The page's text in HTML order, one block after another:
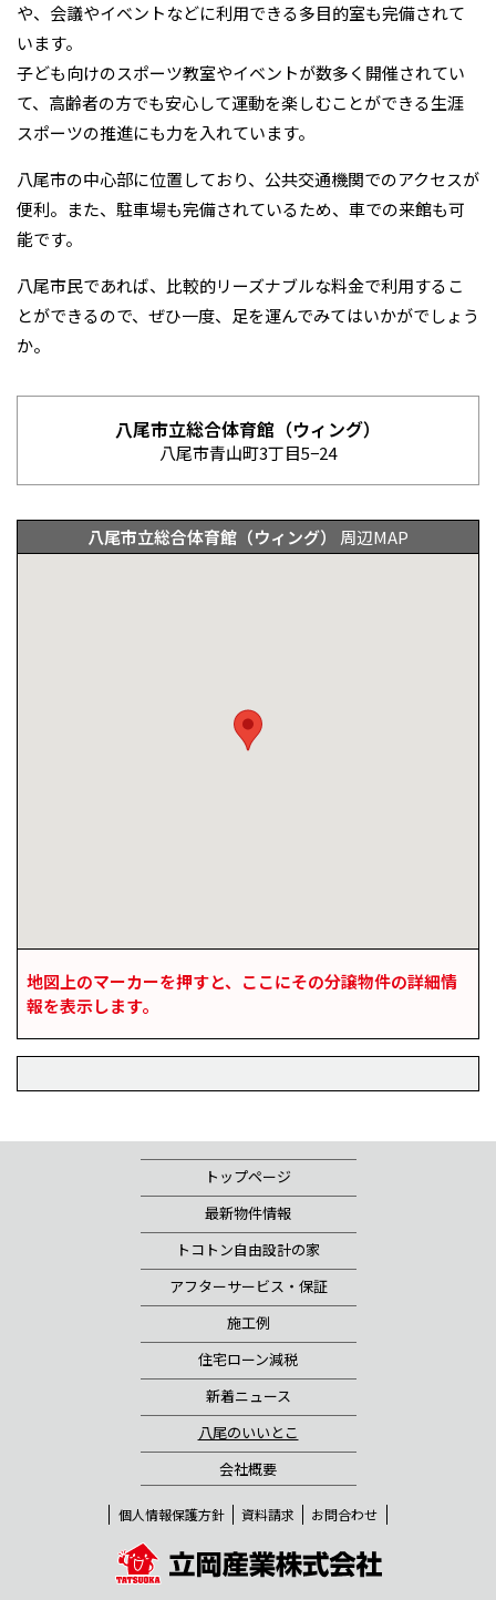
や、会議やイベントなどに利用できる多目的室も完備されて
います。
子ども向けのスポーツ教室やイベントが数多く開催されてい
て、高齢者の方でも安心して運動を楽しむことができる生涯
スポーツの推進にも力を入れています。
八尾市の中心部に位置しており、公共交通機関でのアクセスが
便利。また、駐車場も完備されているため、車での来館も可
能です。
八尾市民であれば、比較的リーズナブルな料金で利用するこ
とができるので、ぜひ一度、足を運んでみてはいかがでしょう
か。
八尾市立総合体育館（ウィング）
八尾市青山町3丁目5−24
八尾市立総合体育館（ウィング） 周辺MAP
地図上のマーカーを押すと、ここにその分譲物件の詳細情
報を表示します。
トップページ
最新物件情報
トコトン自由設計の家
アフターサービス・保証
施工例
住宅ローン減税
新着ニュース
八尾のいいとこ
会社概要
個人情報保護方針 資料請求 お問合わせ